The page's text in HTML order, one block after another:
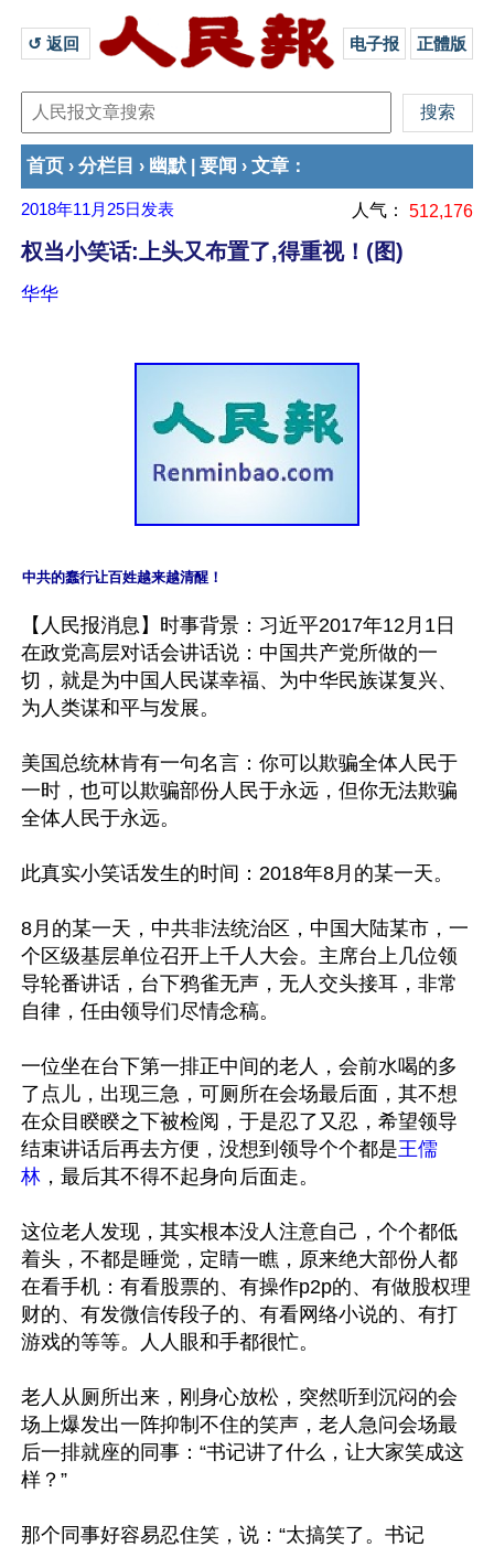
↺ 返回 电子报 正體版
首页 › 分栏目 › 幽默 要闻 › 文章 ：
2018年11月25日 发表 人气： 512,176
权当小笑话:上头又布置了,得重视！(图)
华华
中共的蠢行让百姓越来越清醒！
【人民报消息】时事背景：习近平2017年12月1日
在政党高层对话会讲话说：中国共产党所做的一
切，就是为中国人民谋幸福、为中华民族谋复兴、
为人类谋和平与发展。
美国总统林肯有一句名言：你可以欺骗全体人民于
一时，也可以欺骗部份人民于永远，但你无法欺骗
全体人民于永远。
此真实小笑话发生的时间：2018年8月的某一天。
8月的某一天，中共非法统治区，中国大陆某市，一
个区级基层单位召开上千人大会。主席台上几位领
导轮番讲话，台下鸦雀无声，无人交头接耳，非常
自律，任由领导们尽情念稿。
一位坐在台下第一排正中间的老人，会前水喝的多
了点儿，出现三急，可厕所在会场最后面，其不想
在众目睽睽之下被检阅，于是忍了又忍，希望领导
结束讲话后再去方便，没想到领导个个都是王儒
林 ，最后其不得不起身向后面走。
这位老人发现，其实根本没人注意自己，个个都低
着头，不都是睡觉，定睛一瞧，原来绝大部份人都
在看手机：有看股票的、有操作p2p的、有做股权理
财的、有发微信传段子的、有看网络小说的、有打
游戏的等等。人人眼和手都很忙。
老人从厕所出来，刚身心放松，突然听到沉闷的会
场上爆发出一阵抑制不住的笑声，老人急问会场最
后一排就座的同事：“书记讲了什么，让大家笑成这
样？”
那个同事好容易忍住笑，说：“太搞笑了。书记